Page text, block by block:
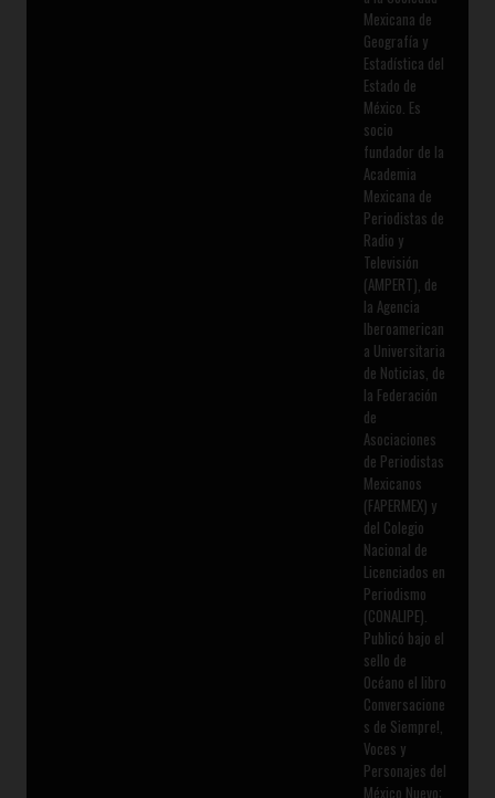
Mexicana de
Geografía y
Estadística del
Estado de
México. Es
socio
fundador de la
Academia
Mexicana de
Periodistas de
Radio y
Televisión
(AMPERT), de
la Agencia
Iberoamerican
a Universitaria
de Noticias, de
la Federación
de
Asociaciones
de Periodistas
Mexicanos
(FAPERMEX) y
del Colegio
Nacional de
Licenciados en
Periodismo
(CONALIPE).
Publicó bajo el
sello de
Océano el libro
Conversacione
s de Siempre!,
Voces y
Personajes del
México Nuevo;